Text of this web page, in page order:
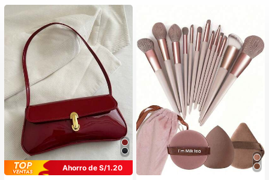
Ahorro de S/1.20